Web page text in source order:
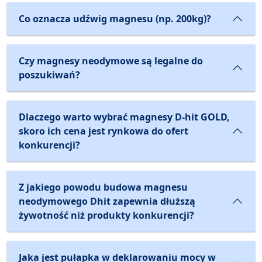
Co oznacza udźwig magnesu (np. 200kg)?
Czy magnesy neodymowe są legalne do
poszukiwań?
Dlaczego warto wybrać magnesy D-hit GOLD,
skoro ich cena jest rynkowa do ofert
konkurencji?
Z jakiego powodu budowa magnesu
neodymowego Dhit zapewnia dłuższą
żywotność niż produkty konkurencji?
Jaka jest pułapka w deklarowaniu mocy w